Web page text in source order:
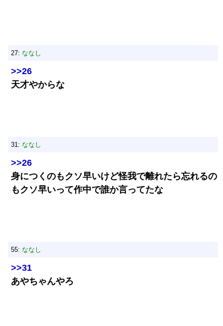
27: ななし
>>26
天才やからな
31: ななし
>>26
身につくのもクソ早いけど怪我で離れたら忘れるの
もクソ早いって作中で誰か言ってたな
55: ななし
>>31
あやちゃんやろ